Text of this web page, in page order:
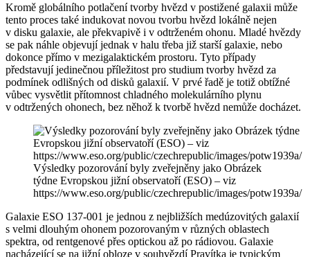
Kromě globálního potlačení tvorby hvězd v postižené galaxii může
tento proces také indukovat novou tvorbu hvězd lokálně nejen
v disku galaxie, ale překvapivě i v odtrženém ohonu. Mladé hvězdy
se pak náhle objevují jednak v halu třeba již starší galaxie, nebo
dokonce přímo v mezigalaktickém prostoru. Tyto případy
představují jedinečnou příležitost pro studium tvorby hvězd za
podmínek odlišných od disků galaxií. V prvé řadě je totiž obtížné
vůbec vysvětlit přítomnost chladného molekulárního plynu
v odtržených ohonech, bez něhož k tvorbě hvězd nemůže docházet.
Výsledky pozorování byly zveřejněny jako Obrázek
týdne Evropskou jižní observatoří (ESO) – viz
https://www.eso.org/public/czechrepublic/images/potw1939a/
Galaxie ESO 137-001 je jednou z nejbližších medúzovitých galaxií
s velmi dlouhým ohonem pozorovaným v různých oblastech
spektra, od rentgenové přes optickou až po rádiovou. Galaxie
nacházející se na jižní obloze v souhvězdí Pravítka je typickým